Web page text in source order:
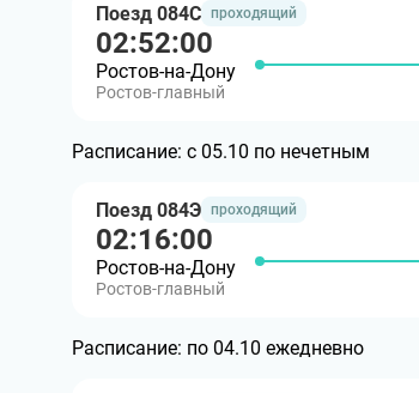
Поезд 084С проходящий
02:52:00
Ростов-на-Дону
Ростов-главный
Расписание: с 05.10 по нечетным
Поезд 084Э проходящий
02:16:00
Ростов-на-Дону
Ростов-главный
Расписание: по 04.10 ежедневно